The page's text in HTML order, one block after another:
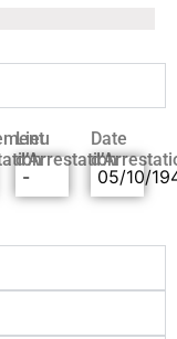
Lieu
d’Arrestation
-
Date
05/10/